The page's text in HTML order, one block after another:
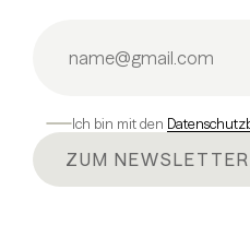
Ich bin mit den
ZUM